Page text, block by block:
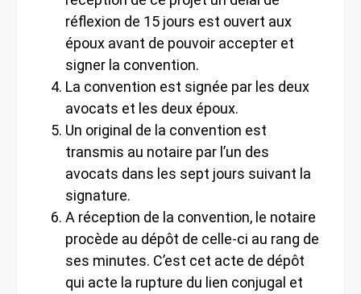
réflexion de 15 jours est ouvert aux
époux avant de pouvoir accepter et
signer la convention.
La convention est signée par les deux
avocats et les deux époux.
Un original de la convention est
transmis au notaire par l’un des
avocats dans les sept jours suivant la
signature.
A réception de la convention, le notaire
procède au dépôt de celle-ci au rang de
ses minutes. C’est cet acte de dépôt
qui acte la rupture du lien conjugal et